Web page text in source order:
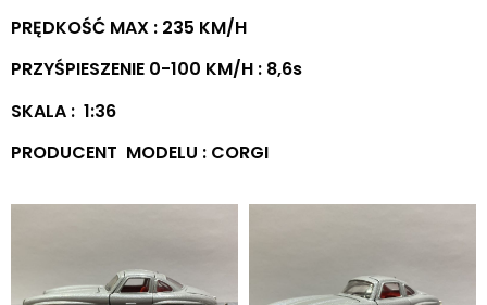
PRĘDKOŚĆ MAX : 235 KM/H
PRZYŚPIESZENIE 0-100 KM/H : 8,6s
SKALA : 1:36
PRODUCENT MODELU : CORGI